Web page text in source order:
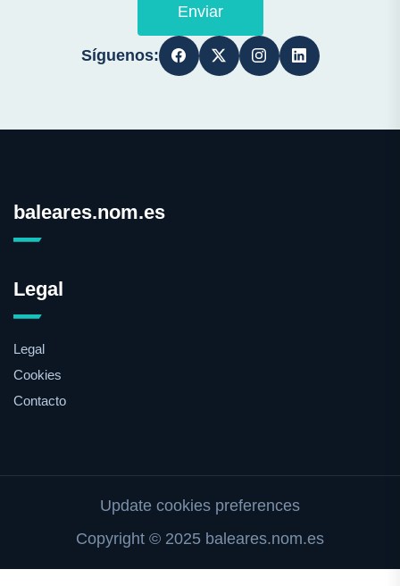
Enviar
Síguenos:
baleares.nom.es
Legal
Legal
Cookies
Contacto
Update cookies preferences
Copyright © 2025 baleares.nom.es